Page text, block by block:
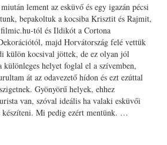
lement az esküvő és egy igazán pécsi
bepakoltuk a kocsiba Krisztit és Rajmit,
tól és Ildikót a Cortona
majd Horvátország felé vettük
külön kocsival jöttek, de ez olyan jól
különleges helyet foglal el a szívemben,
át az odavezető hídon és ezt ezúttal
Gyönyörű helyek, ehhez
van, szóval ideális ha valaki esküvői
készíteni. Mi pedig ezért mentünk. …